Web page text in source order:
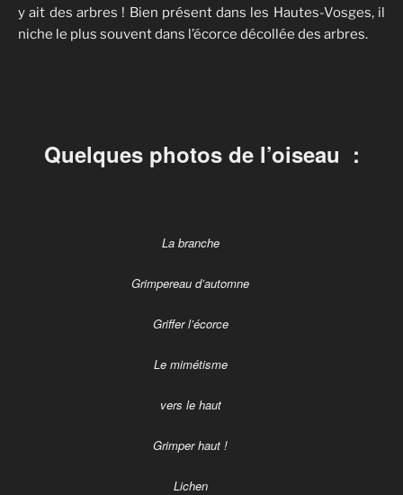
y ait des arbres ! Bien présent dans les Hautes-Vosges, il
niche le plus souvent dans l’écorce décollée des arbres.
Quelques photos de l’oiseau :
La branche
Grimpereau d’automne
Griffer l’écorce
Le mimétisme
vers le haut
Grimper haut !
Lichen